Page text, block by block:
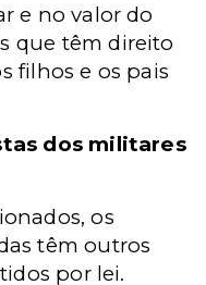
e no valor do
que têm direito
filhos e os pais
dos militares
os
têm outros
por lei.